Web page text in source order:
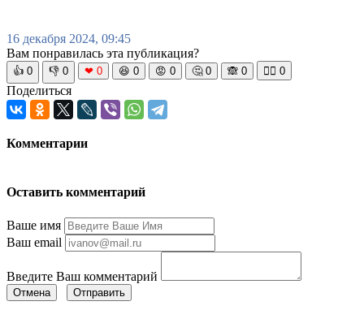
16 декабря 2024, 09:45
Вам понравилась эта публикация?
👍 0 👎 0 ❤ 0 😆 0 😡 0 🤔 0 🙈 0 🧘‍♀️ 0
Поделиться
Комментарии
Оставить комментарий
Ваше имя
Ваш email
Введите Ваш комментарий
Отмена Отправить